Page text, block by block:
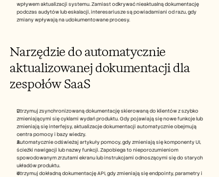
wpływem aktualizacji systemu. Zamiast odkrywać nieaktualną dokumentację
podczas audytów lub eskalacji, interesariusze są powiadamiani od razu, gdy
zmiany wpływają na udokumentowane procesy.
Narzędzie do automatycznie
aktualizowanej dokumentacji dla
zespołów SaaS
Utrzymuj zsynchronizowaną dokumentację skierowaną do klientów z szybko
zmieniającymi się cyklami wydań produktu. Gdy pojawiają się nowe funkcje lub
zmieniają się interfejsy, aktualizacje dokumentacji automatycznie obejmują
centra pomocy i bazy wiedzy.
Automatycznie odświeżaj artykuły pomocy, gdy zmieniają się komponenty UI,
ścieżki nawigacji lub nazwy funkcji. Zapobiega to nieporozumieniom
spowodowanym zrzutami ekranu lub instrukcjami odnoszącymi się do starych
układów produktu.
Utrzymuj dokładną dokumentację API, gdy zmieniają się endpointy, parametry i